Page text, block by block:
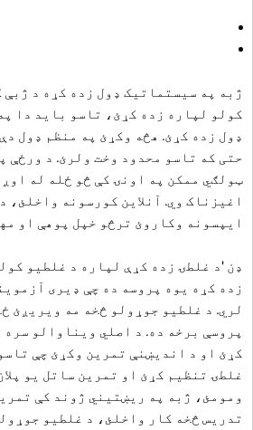
ژبه په سیستماتیک ډول زده کړه د
کولو لپاره زده کړئ، تاسو باید دا
ډول زده کړئ. هڅه وکړئ په منظم ډول
حتی که تاسو محدود وخت ولرئ. د ورځې
ټولګي ممکن په اونۍ کې څو ځله له
اغیزناک وي. آنلاین کورسونه واخلئ،
ایپسونه وکاروئ ترڅو خپل پوهې او
ډن 'د غلطۍ زده کړې لپاره د غلطیو
زده کړه یوه پروسه ده چې ډیری
لري. د غلطیو جوړولو څخه مه ویریږئ
پروسې برخه ده. د اصلي ویناوالو
کړئ او د اندیښنې تمرین وکړئ چې
غلطۍ تنظیم کړئ او تمرین ساتل یو
ومومئ، ژبه په ریښتیني ژوند کې
تدریس څخه کار واخلئ، د غلطیو